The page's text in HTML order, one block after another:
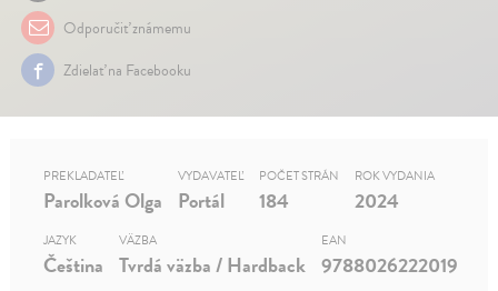
Odporučiť známemu
Zdielať na Facebooku
PREKLADATEĽ
Parolková Olga
VYDAVATEĽ
Portál
POČET STRÁN
184
ROK VYDANIA
2024
JAZYK
Čeština
VÄZBA
Tvrdá väzba / Hardback
EAN
9788026222019